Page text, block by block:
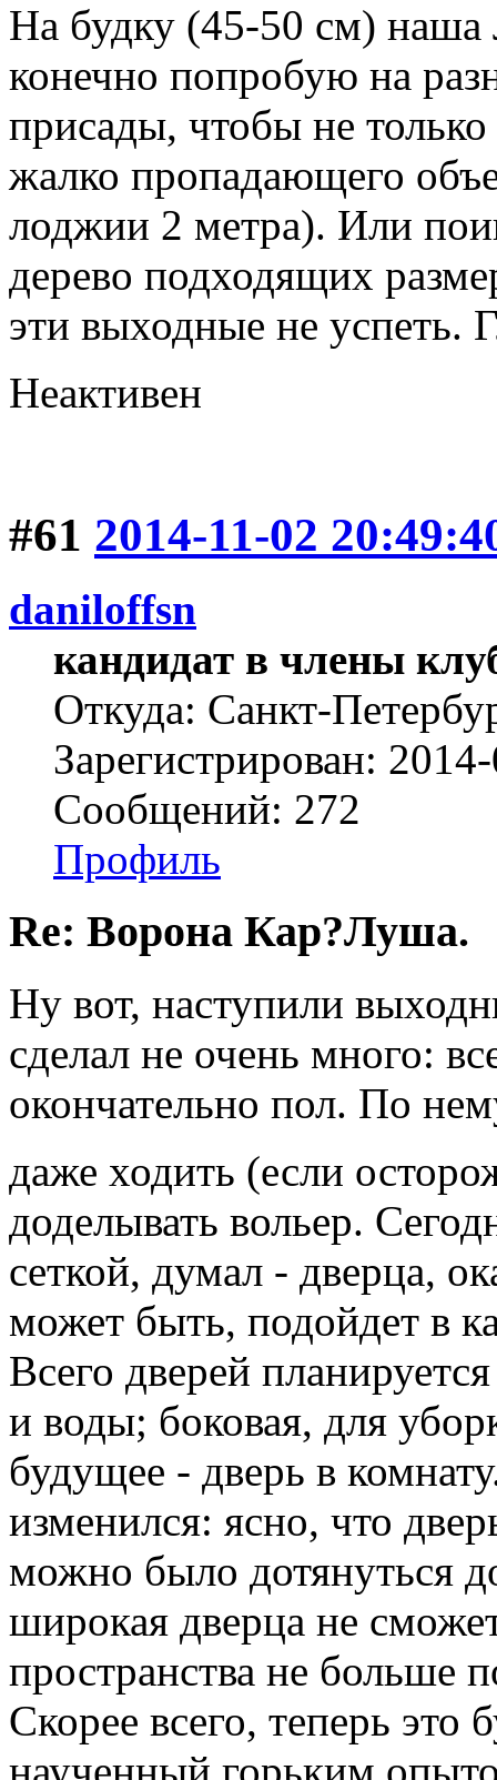
На будку (45-50 см) наша
конечно попробую на
присады, чтобы не
жалко пропадающего
лоджии 2 метра). Или
дерево подходящих
эти выходные не успеть.
Неактивен
#61 2014-11-02
daniloffsn
кандидат в члены
Откуда: Санкт-
Зарегистрирован:
Сообщений: 272
Профиль
Re: Ворона Кар?Луша.
Ну вот, наступили
сделал не очень много:
окончательно пол. По
даже ходить (если
доделывать вольер.
сеткой, думал - дверца,
может быть, подойдет в
Всего дверей
и воды; боковая, для
будущее - дверь в
изменился: ясно, что
можно было дотянуться
широкая дверца не
пространства не больше
Скорее всего, теперь это
наученный горьким